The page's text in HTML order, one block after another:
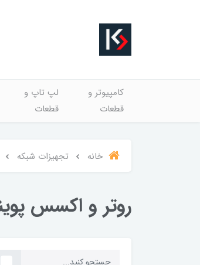
کامپیوتر و
قطعات
لپ تاپ و
قطعات
خانه تجهیزات شبکه
روتر و اکسس